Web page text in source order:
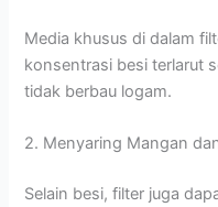
Media khusus di dalam
konsentrasi besi terlarut
tidak berbau logam.
2. Menyaring Mangan
Selain besi, filter juga